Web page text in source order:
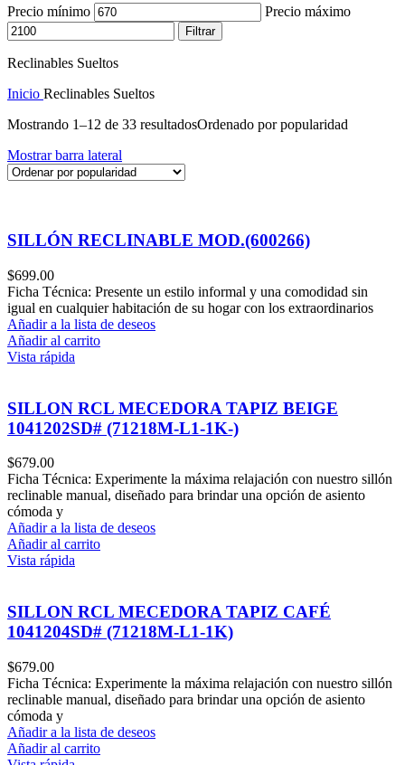
Precio mínimo Precio máximo
Filtrar
Reclinables Sueltos
Inicio Reclinables Sueltos
Mostrando 1–12 de 33 resultadosOrdenado por popularidad
Mostrar barra lateral
SILLÓN RECLINABLE MOD.(600266)
$699.00
Ficha Técnica: Presente un estilo informal y una comodidad sin
igual en cualquier habitación de su hogar con los extraordinarios
Añadir a la lista de deseos
Añadir al carrito
Vista rápida
SILLON RCL MECEDORA TAPIZ BEIGE
1041202SD# (71218M-L1-1K-)
$679.00
Ficha Técnica: Experimente la máxima relajación con nuestro sillón
reclinable manual, diseñado para brindar una opción de asiento
cómoda y
Añadir a la lista de deseos
Añadir al carrito
Vista rápida
SILLON RCL MECEDORA TAPIZ CAFÉ
1041204SD# (71218M-L1-1K)
$679.00
Ficha Técnica: Experimente la máxima relajación con nuestro sillón
reclinable manual, diseñado para brindar una opción de asiento
cómoda y
Añadir a la lista de deseos
Añadir al carrito